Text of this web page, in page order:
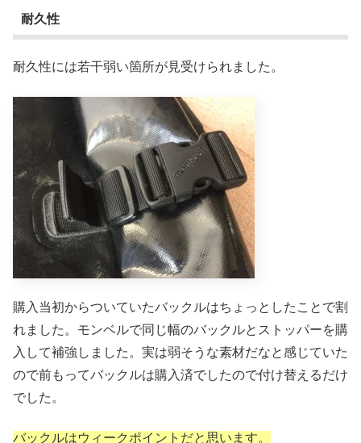
耐久性
耐久性には若干弱い箇所が見受けられました。
購入当初からついていたバックルはちょっとしたことで割
れました。モンベルで同じ幅のバックルとストッパーを購
入して補強しました。実は弱そうな素材だなと感じていた
ので前もってバックルは購入済でしたので付け替えるだけ
でした。
バックルはウィークポイントだと思います。